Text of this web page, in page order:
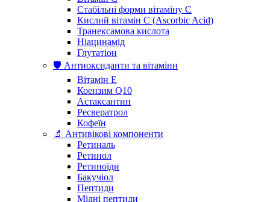
Стабільні форми вітаміну С
Кислий вітамін С (Ascorbic Acid)
Транексамова кислота
Ніацинамід
Глутатіон
🛡️ Антиоксиданти та вітаміни
Вітамін Е
Коензим Q10
Астаксантин
Ресвератрол
Кофеїн
🔬 Антивікові компоненти
Ретиналь
Ретинол
Ретиноїди
Бакучіол
Пептиди
Мідні пептиди